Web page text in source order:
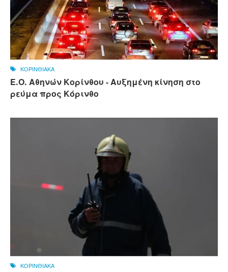
ΚΟΡΙΝΘΙΑΚΑ
Ε.Ο. Αθηνών Κορίνθου - Αυξημένη κίνηση στο
ρεύμα προς Κόρινθο
ΚΟΡΙΝΘΙΑΚΑ